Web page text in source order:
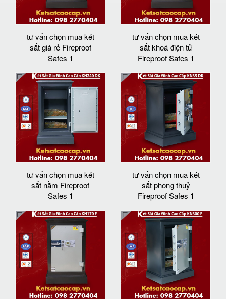
tư vấn chọn mua két
sắt giá rẻ Fireproof
Safes 1
tư vấn chọn mua két
sắt khoá điện tử
Fireproof Safes 1
tư vấn chọn mua két
sắt nằm Fireproof
Safes 1
tư vấn chọn mua két
sắt phong thuỷ
Fireproof Safes 1